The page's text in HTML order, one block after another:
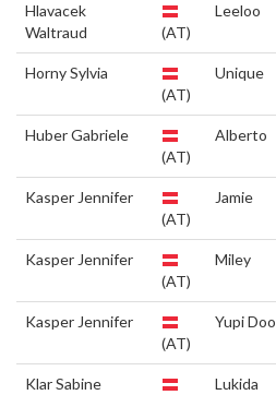
Hlavacek
Waltraud
(AT)
Leeloo
Horny Sylvia
(AT)
Unique
Huber Gabriele
(AT)
Alberto
Kasper Jennifer
(AT)
Jamie
Kasper Jennifer
(AT)
Miley
Kasper Jennifer
(AT)
Yupi Doo
Klar Sabine
Lukida